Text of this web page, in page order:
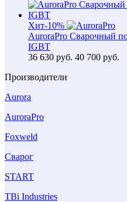
Хит-10%
AuroraPro Сварочный
IGBT
36 630 руб. 40 700 руб.
Производители
Aurora
AuroraPro
Foxweld
Сварог
START
TBi Industries